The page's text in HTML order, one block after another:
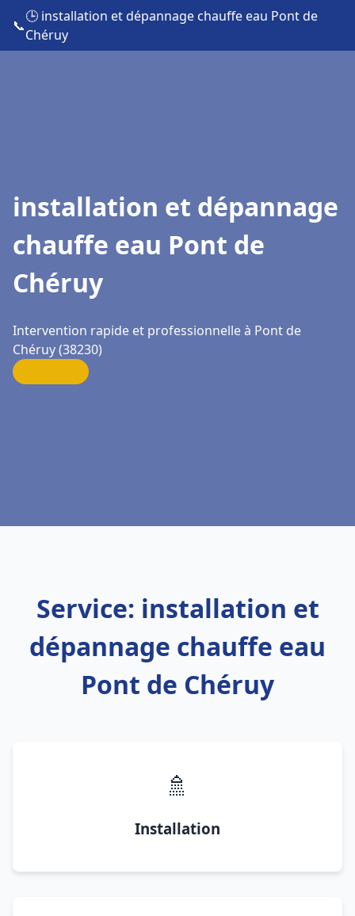
📞
🕒 installation et dépannage chauffe eau Pont de
Chéruy
installation et dépannage
chauffe eau Pont de
Chéruy
Intervention rapide et professionnelle à Pont de
Chéruy (38230)
Service: installation et
dépannage chauffe eau
Pont de Chéruy
🚿
Installation